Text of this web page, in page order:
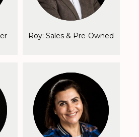
Roy: Sales & Pre-Owned